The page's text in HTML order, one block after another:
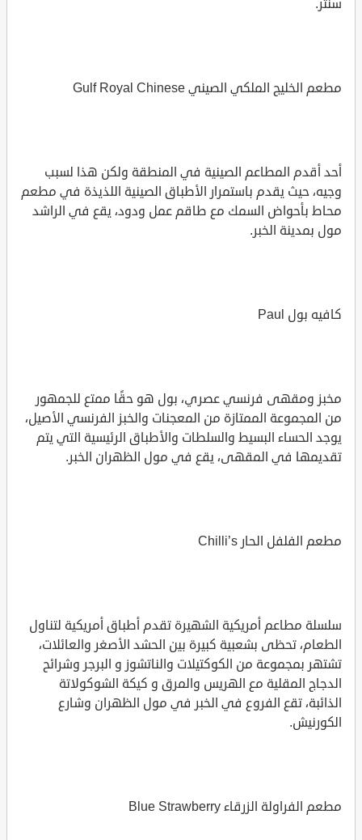
سنتر.
مطعم الخليج الملكي الصيني Gulf Royal Chinese
أحد أقدم المطاعم الصينية في المنطقة ولكن هذا لسبب
وجيه، حيث يقدم باستمرار الأطباق الصينية اللذيذة في مطعم
محاط بأحواض السمك مع طاقم عمل ودود، يقع في الراشد
مول بمدينة الخبر.
كافيه بول Paul
مخبز ومقهى فرنسي عصري، بول هو حقًا ممتع للجمهور
من المجموعة الممتازة من المعجنات والخبز الفرنسي الأصيل،
يوجد الحساء البسيط والسلطات والأطباق الرئيسية التي يتم
تقديمها في المقهى، يقع في مول الظهران الخبر.
مطعم الفلفل الحار Chilli’s
سلسلة مطاعم أمريكية الشهيرة تقدم أطباق أمريكية لتناول
الطعام، تحظى بشعبية كبيرة بين الحشد الأصغر والعائلات،
تشتهر بمجموعة من الكوكتيلات والناتشوز و البرجر وشرائح
الدجاج المقلية مع الهريس والمرق و كيكة الشوكولاتة
الذائبة، تقع الفروع في الخبر في مول الظهران وشارع
الكورنيش.
مطعم الفراولة الزرقاء Blue Strawberry